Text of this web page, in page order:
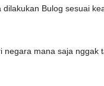
Bulog sesuai
mana saja nggak